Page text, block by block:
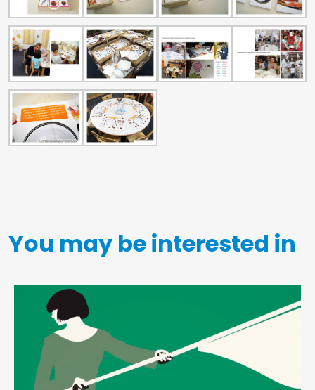
Shipping
info
Terms
&
Conditions
Privacy
Policy
Cookie
Posters
You may be interested in